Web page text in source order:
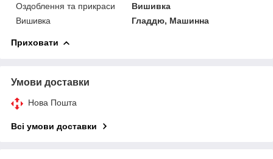
Оздоблення та прикраси
Вишивка
Вишивка
Гладдю, Машинна
Приховати
Умови доставки
Нова Пошта
Всі умови доставки